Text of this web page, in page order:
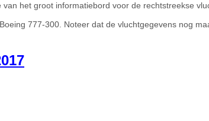
het groot informatiebord voor de rechtstreekse
777-300. Noteer dat de vluchtgegevens nog